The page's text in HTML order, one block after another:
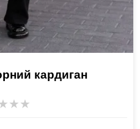
кардиган
★★